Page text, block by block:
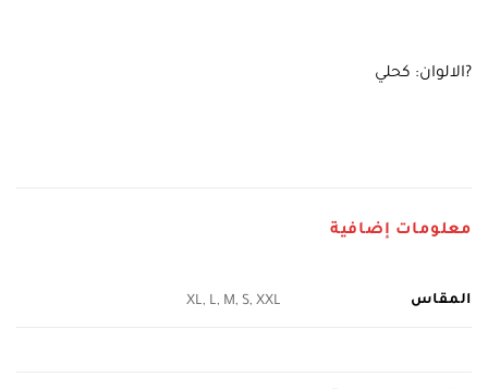
?الالوان: كحلي
معلومات إضافية
المقاس XL, L, M, S, XXL